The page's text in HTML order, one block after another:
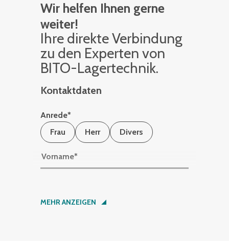
Wir helfen Ihnen gerne
weiter!
Ihre di­rek­te Ver­bin­dung
zu den Ex­per­ten von
BITO-La­ger­tech­nik.
Kontaktdaten
Anrede*
Frau
Herr Divers
Vorname*
Nachname*
MEHR ANZEIGEN